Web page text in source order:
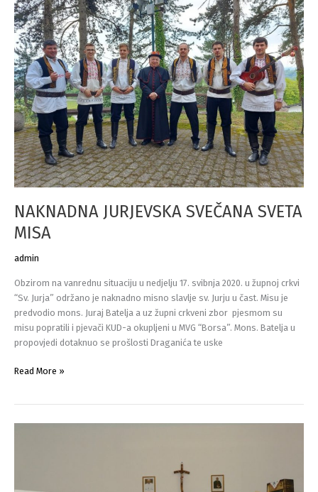
NAKNADNA JURJEVSKA SVEČANA SVETA
MISA
admin
Obzirom na vanrednu situaciju u nedjelju 17. svibnja 2020. u župnoj crkvi
“Sv. Jurja” održano je naknadno misno slavlje sv. Jurju u čast. Misu je
predvodio mons. Juraj Batelja a uz župni crkveni zbor pjesmom su
misu popratili i pjevači KUD-a okupljeni u MVG “Borsa”. Mons. Batelja u
propovjedi dotaknuo se prošlosti Draganića te uske
NAKNADNA
Read More »